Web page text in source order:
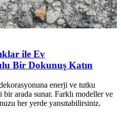
ile Ev
Bir Dokunuş Katın
enerji ve tutku
arada sunar. Farklı modeller ve
her yerde yansıtabilirsiniz.